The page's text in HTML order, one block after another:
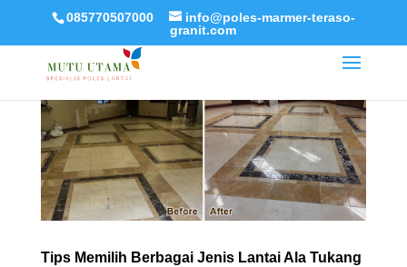
085770507000
info@poles-marmer-teraso-
granit.com
Tips Memilih Berbagai Jenis Lantai Ala Tukang